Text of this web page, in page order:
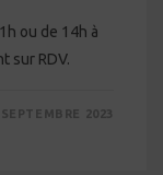
ou de 14h à
sur RDV.
2023